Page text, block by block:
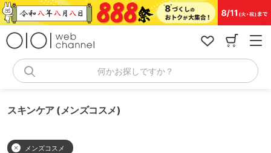
コ
ン
何かお探しですか？
スキンケア (メンズコスメ)
メンズコスメ